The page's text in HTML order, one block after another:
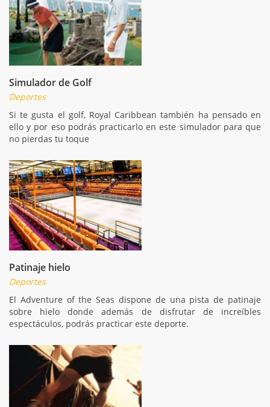
Simulador de Golf
Deportes
Si te gusta el golf, Royal Caribbean también ha pensado en
ello y por eso podrás practicarlo en este simulador para que
no pierdas tu toque
Patinaje hielo
Deportes
El Adventure of the Seas dispone de una pista de patinaje
sobre hielo donde además de disfrutar de increíbles
espectáculos, podrás practicar este deporte.